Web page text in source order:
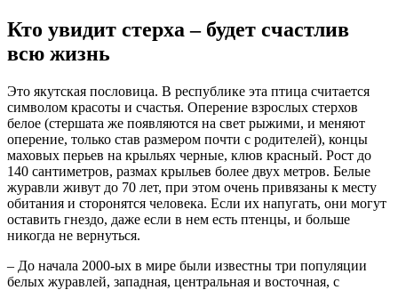
Кто увидит стерха – будет счастлив
всю жизнь
Это якутская пословица. В республике эта птица считается
символом красоты и счастья. Оперение взрослых стерхов
белое (стершата же появляются на свет рыжими, и меняют
оперение, только став размером почти с родителей), концы
маховых перьев на крыльях черные, клюв красный. Рост до
140 сантиметров, размах крыльев более двух метров. Белые
журавли живут до 70 лет, при этом очень привязаны к месту
обитания и сторонятся человека. Если их напугать, они могут
оставить гнездо, даже если в нем есть птенцы, и больше
никогда не вернуться.
– До начала 2000-ых в мире были известны три популяции
белых журавлей, западная, центральная и восточная, с